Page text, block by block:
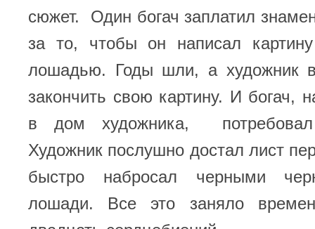
сюжет. Один богач заплатил
за то, чтобы он написал
лошадью. Годы шли, а художник
закончить свою картину. И богач,
в дом художника,
Художник послушно достал лист
быстро набросал черными
лошади. Все это заняло